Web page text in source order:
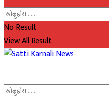
No Result
View All Result